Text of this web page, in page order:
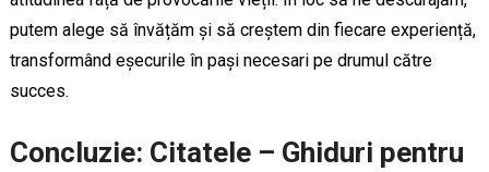
putem alege să învățăm și să creștem din fiecare experiență,
transformând eșecurile în pași necesari pe drumul către
succes.
Concluzie: Citatele – Ghiduri pentru